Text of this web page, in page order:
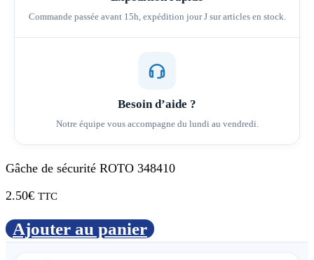
Commande passée avant 15h, expédition jour J sur articles en stock.
Besoin d’aide ?
Notre équipe vous accompagne du lundi au vendredi.
Gâche de sécurité ROTO 348410
2.50€ TTC
Ajouter au panier